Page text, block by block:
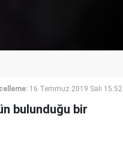
16 Temmuz 2019 Salı 15:52
bulunduğu bir